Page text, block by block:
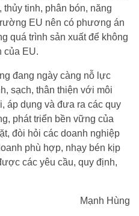
thủy tinh, phân bón, năng
EU nên có phương án
quá trình sản xuất để không
của EU.
đang ngày càng nỗ lực
sạch, thân thiện với môi
áp dụng và đưa ra các quy
phát triển bền vững của
đòi hỏi các doanh nghiệp
phù hợp, nhạy bén kịp
các yêu cầu, quy định,
Mạnh Hùng